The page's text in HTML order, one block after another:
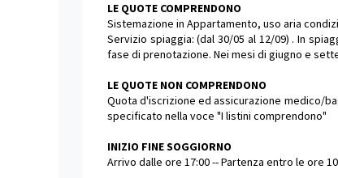
LE QUOTE COMPRENDONO
Sistemazione in Appartamento, uso aria
Servizio spiaggia: (dal 30/05 al 12/09) . In
fase di prenotazione. Nei mesi di giugno e
LE QUOTE NON COMPRENDONO
Quota d'iscrizione ed assicurazione medico/
specificato nella voce "I listini comprendono"
INIZIO FINE SOGGIORNO
Arrivo dalle ore 17:00 -- Partenza entro le ore